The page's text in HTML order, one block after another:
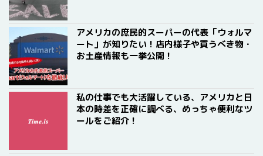
アメリカの庶民的スーパーの代表「ウォルマ
ート」が知りたい！店内様子や買うべき物・
お土産情報も一挙公開！
私の仕事でも大活躍している、アメリカと日
本の時差を正確に調べる、めっちゃ便利なツ
ールをご紹介！